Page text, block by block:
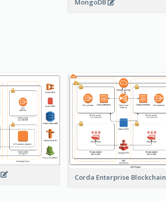
MongoDB
Corda Enterprise Blockchain